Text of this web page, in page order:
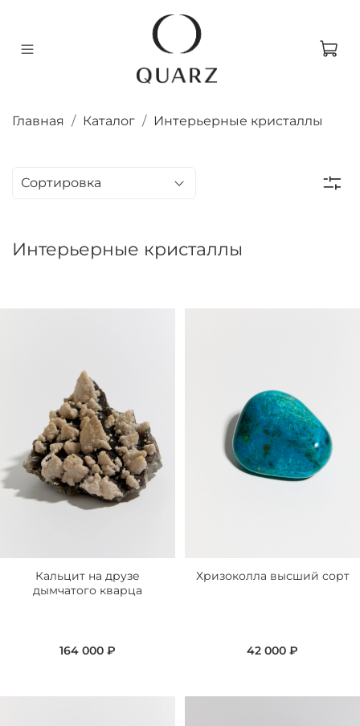
Главная Каталог Интерьерные кристаллы
Интерьерные кристаллы
Кальцит на друзе
дымчатого кварца
164 000 ₽
Хризоколла высший сорт
42 000 ₽